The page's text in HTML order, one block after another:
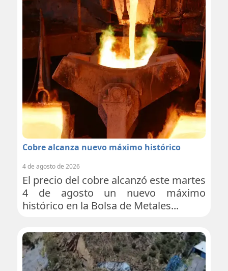
Cobre alcanza nuevo máximo histórico
4 de agosto de 2026
El precio del cobre alcanzó este martes
4 de agosto un nuevo máximo
histórico en la Bolsa de Metales...